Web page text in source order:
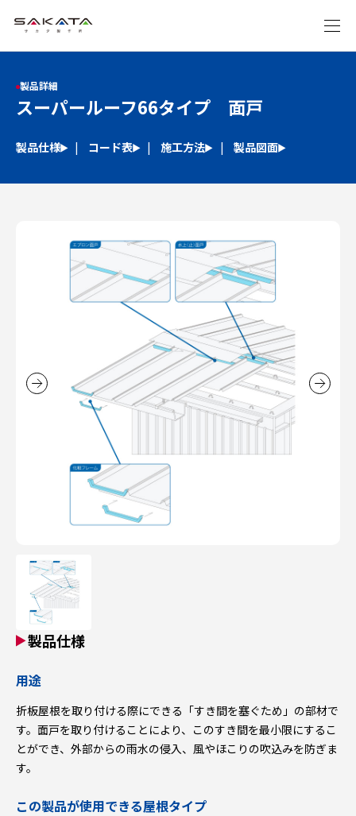
製品詳細
スーパールーフ66タイプ 面戸
製品仕様 コード表 施工方法 製品図面
製品仕様
用途
折板屋根を取り付ける際にできる「すき間を塞ぐため」の部材で
す。面戸を取り付けることにより、このすき間を最小限にするこ
とができ、外部からの雨水の侵入、風やほこりの吹込みを防ぎま
す。
この製品が使用できる屋根タイプ